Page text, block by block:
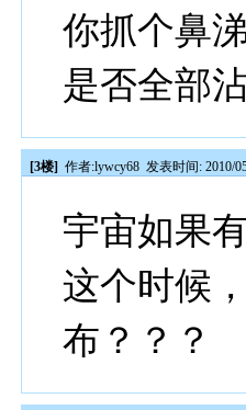
你抓个鼻
是否全部
[3楼] 作者:lywcy68 发表时间: 2010/
宇宙如果
这个时候
布？？？